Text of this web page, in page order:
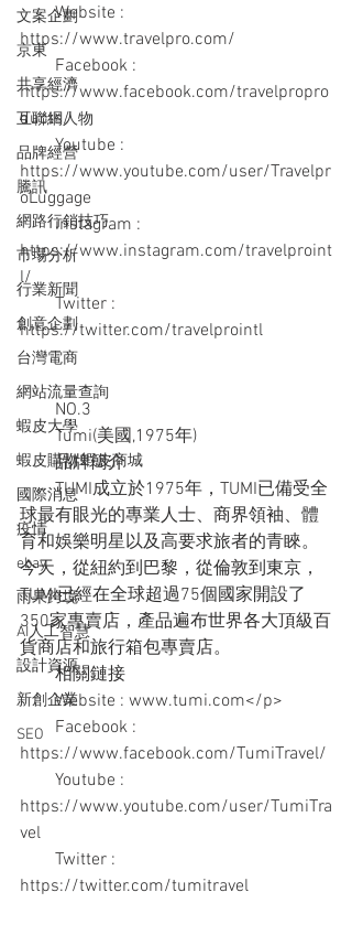
文案企劃
京東
共享經濟
互聯網人物
品牌經營
騰訊
網路行銷技巧
市場分析
行業新聞
創意企劃
台灣電商
網站流量查詢
蝦皮大學
蝦皮購物 蝦皮商城
國際消息
疫情
ebay
雨果跨境
AI人工智慧
設計資源
新創企業
SEO
Website :
https://www.travelpro.com/
Facebook :
https://www.facebook.com/travelpropro
ducts/
Youtube :
https://www.youtube.com/user/Travelpr
oLuggage
instagram :
https://www.instagram.com/travelproint
l/
Twitter :
https://twitter.com/travelprointl
NO.3
Tumi(美國,1975年)
品牌簡介
TUMI成立於1975年，TUMI已備受全
球最有眼光的專業人士、商界領袖、體
育和娛樂明星以及高要求旅者的青睞。
今天，從紐約到巴黎，從倫敦到東京，
TUMI已經在全球超過75個國家開設了
350家專賣店，產品遍布世界各大頂級百
貨商店和​​旅行箱包專賣店。
相關鏈接
Website : www.tumi.com</p>
Facebook :
https://www.facebook.com/TumiTravel/
Youtube :
https://www.youtube.com/user/TumiTra
vel
Twitter :
https://twitter.com/tumitravel